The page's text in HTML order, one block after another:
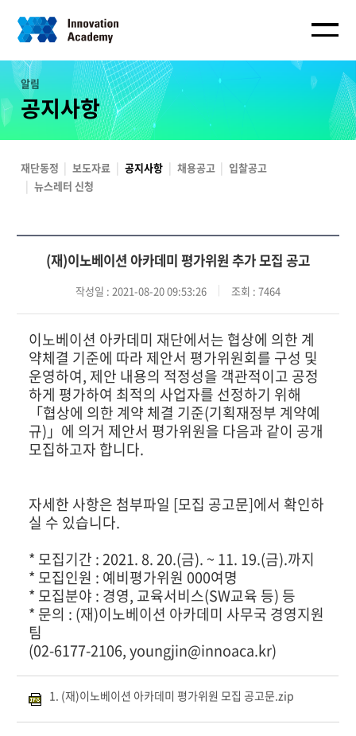
알림
공지사항
재단동정 보도자료 공지사항 채용공고
입찰공고
뉴스레터 신청
(재)이노베이션 아카데미 평가위원 추가 모집 공고
작성일 : 2021-08-20 09:53:26 조회 : 7464
이노베이션 아카데미 재단에서는 협상에 의한 계
약체결 기준에 따라 제안서 평가위원회를 구성 및
운영하여, 제안 내용의 적정성을 객관적이고 공정
하게 평가하여 최적의 사업자를 선정하기 위해
「협상에 의한 계약 체결 기준(기획재정부 계약예
규)」에 의거 제안서 평가위원을 다음과 같이 공개
모집하고자 합니다.
자세한 사항은 첨부파일 [모집 공고문]에서 확인하
실 수 있습니다.
* 모집기간 : 2021. 8. 20.(금). ~ 11. 19.(금).까지
* 모집인원 : 예비평가위원 000여명
* 모집분야 : 경영, 교육서비스(SW교육 등) 등
* 문의 : (재)이노베이션 아카데미 사무국 경영지원
팀
(02-6177-2106, youngjin@innoaca.kr)
1. (재)이노베이션 아카데미 평가위원 모집 공고문.zip